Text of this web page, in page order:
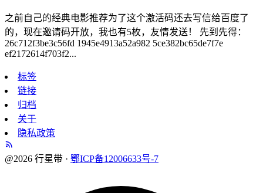
之前自己的经典电影推荐为了这个激活码还去写信给百度了
的，现在邀请码开放，我也有5枚，友情发送！ 先到先得：
26c712f3be3c56fd 1945e4913a52a982 5ce382bc65de7f7e
ef2172614f703f2...
标签
链接
归档
关于
隐私政策
@2026 行星带 · 鄂ICP备12006633号-7